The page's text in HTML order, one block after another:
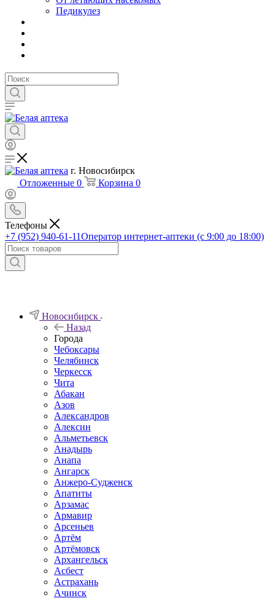
Педикулез
г. Новосибирск
Отложенные 0 Корзина 0
Телефоны
+7 (952) 940-61-11Оператор интернет-аптеки (с 9:00 до 18:00)
Новосибирск
Назад
Города
Чебоксары
Челябинск
Черкесск
Чита
Абакан
Азов
Александров
Алексин
Альметьевск
Анадырь
Анапа
Ангарск
Анжеро-Судженск
Апатиты
Арзамас
Армавир
Арсеньев
Артём
Артёмовск
Архангельск
Асбест
Астрахань
Ачинск